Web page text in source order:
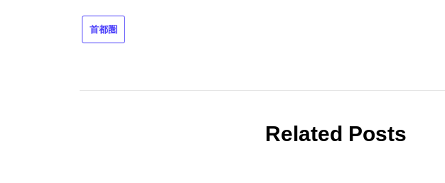
首都圏
Related Posts